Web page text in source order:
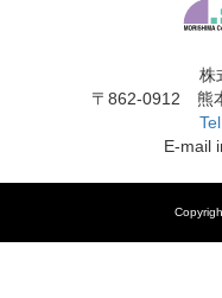
株
〒862-0912 熊
E-mail